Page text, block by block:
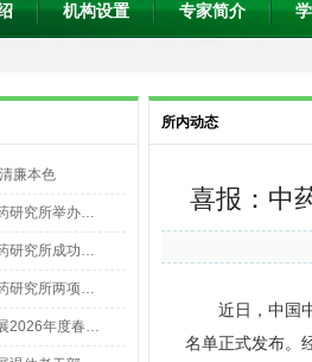
机构设置 专家简介
廉本色
研究所举办…
研究所成功…
研究所两项…
2026年度春…
所内动态
喜报：中
近日，中国
名单正式发布。